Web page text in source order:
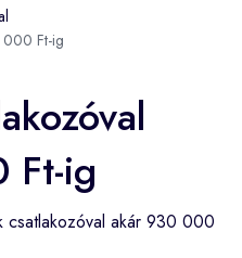
000 Ft-ig
Ft-ig
csatlakozóval akár 930 000